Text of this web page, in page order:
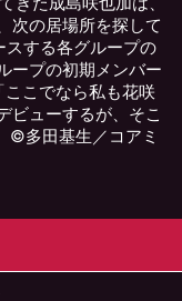
次の居場所を探して
スする各グループの
ープの初期メンバー
こでなら私も花咲
ビューするが、そこ
©︎多田基生／コアミ